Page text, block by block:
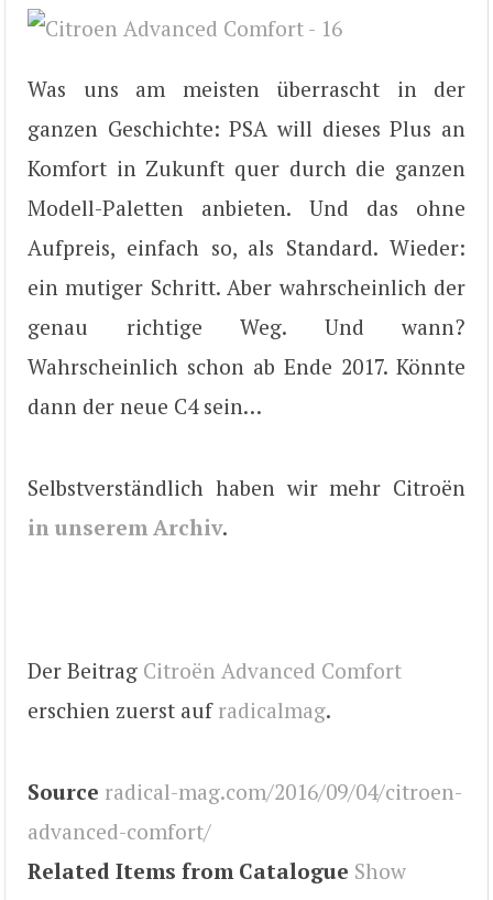
Was uns am meisten überrascht in der
ganzen Geschichte: PSA will dieses Plus an
Komfort in Zukunft quer durch die ganzen
Modell-Paletten anbieten. Und das ohne
Aufpreis, einfach so, als Standard. Wieder:
ein mutiger Schritt. Aber wahrscheinlich der
genau richtige Weg. Und wann?
Wahrscheinlich schon ab Ende 2017. Könnte
dann der neue C4 sein…
Selbstverständlich haben wir mehr Citroën
in unserem Archiv.
Der Beitrag Citroën Advanced Comfort
erschien zuerst auf radicalmag.
Source radical-mag.com/2016/09/04/citroen-
advanced-comfort/
Related Items from Catalogue Show